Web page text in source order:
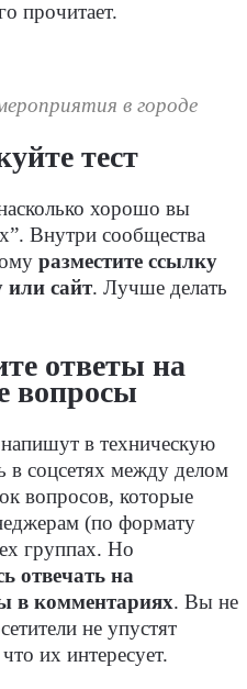
прочитает.
в городе
тест
хорошо вы
Внутри сообщества
разместите ссылку
или сайт. Лучше делать
ответы на
вопросы
в техническую
в соцсетях между делом
вопросов, которые
(по формату
группах. Но
отвечать на
в комментариях. Вы не
не упустят
их интересует.